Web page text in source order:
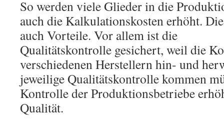
So werden viele Glieder in die
auch die Kalkulationskosten erhöht.
auch Vorteile. Vor allem ist die
Qualitätskontrolle gesichert, weil die
verschiedenen Herstellern hin- und
jeweilige Qualitätskontrolle kommen
Kontrolle der Produktionsbetriebe
Qualität.